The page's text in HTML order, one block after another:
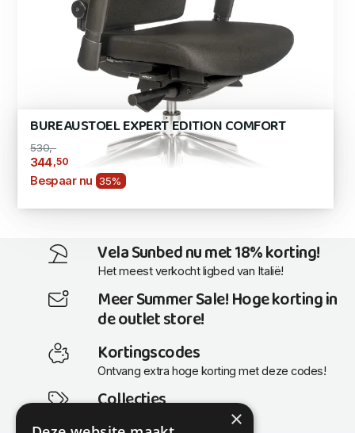
BUREAUSTOEL EXPERT EDITION COMFORT
530,-
344 ,50
Bespaar nu 35%
Vela Sunbed nu met 18% korting!
Het meest verkocht ligbed van Italië!
Meer Summer Sale! Hoge korting in
de outlet store!
Kortingscodes
Ontvang extra hoge korting met deze codes!
Collecties
Actuele en populaire collecties
×